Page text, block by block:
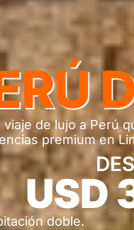
de lujo a Perú
premium en
USD
doble.